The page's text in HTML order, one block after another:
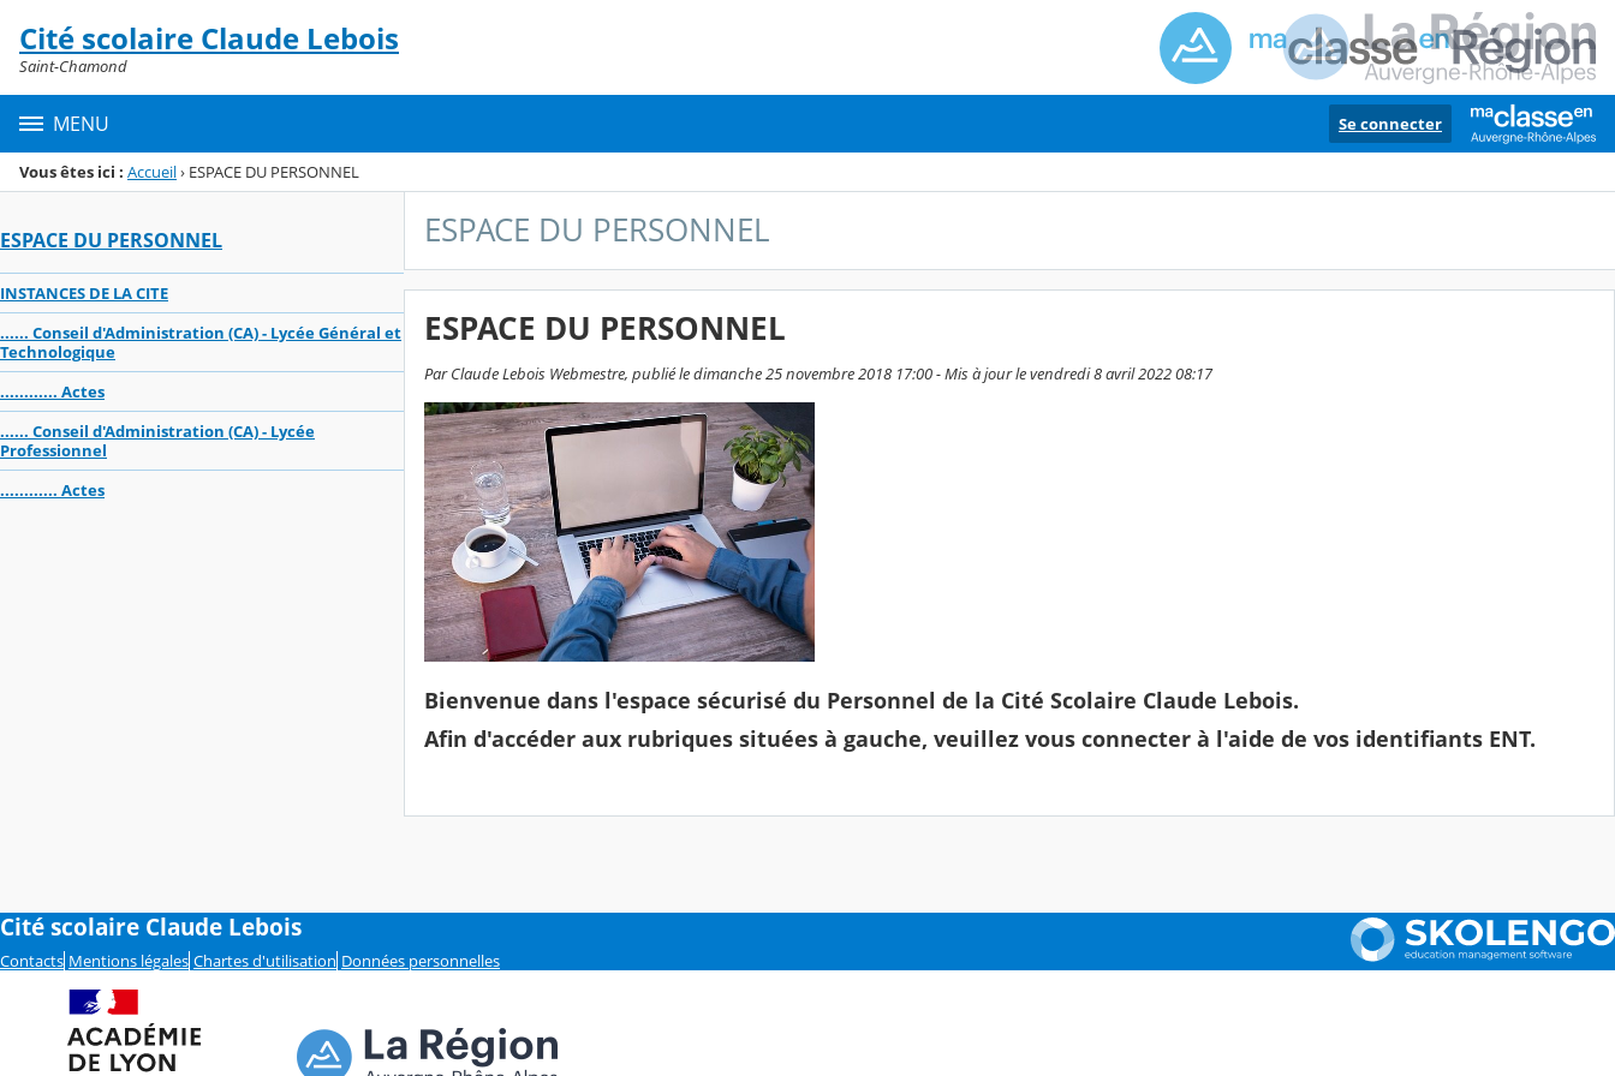
Menu de la rubrique
Contenu
Cité scolaire Claude Lebois
Saint-Chamond
MENU Se connecter
Vous êtes ici : Accueil› ESPACE DU PERSONNEL
ESPACE DU PERSONNEL
INSTANCES DE LA CITE
...... Conseil d'Administration (CA) - Lycée Général et
Technologique
............ Actes
...... Conseil d'Administration (CA) - Lycée
Professionnel
............ Actes
ESPACE DU PERSONNEL
ESPACE DU PERSONNEL
Par Claude Lebois Webmestre, publié le dimanche 25 novembre 2018 17:00 - Mis à jour le vendredi 8 avril 2022 08:17
Bienvenue dans l'espace sécurisé du Personnel de la Cité Scolaire Claude Lebois.
Afin d'accéder aux rubriques situées à gauche, veuillez vous connecter à l'aide de vos identifiants ENT.
Cité scolaire Claude Lebois
Contacts Mentions légales Chartes d'utilisation Données personnelles